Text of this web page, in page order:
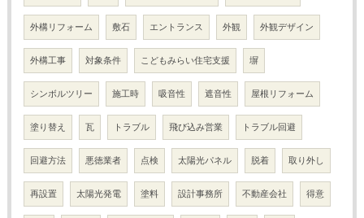
外構リフォーム 敷石 エントランス 外観 外観デザイン
外構工事 対象条件 こどもみらい住宅支援 塀
シンボルツリー 施工時 吸音性 遮音性 屋根リフォーム
塗り替え 瓦 トラブル 飛び込み営業 トラブル回避
回避方法 悪徳業者 点検 太陽光パネル 脱着 取り外し
再設置 太陽光発電 塗料 設計事務所 不動産会社 得意